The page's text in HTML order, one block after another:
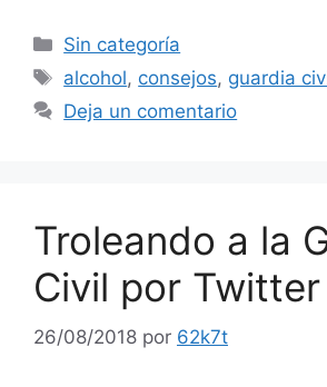
Categorías
Sin categoría
Etiquetas
alcohol, consejos, guardia
Deja un comentario
Troleando a la
Civil por Twitter
26/08/2018 por 62k7t